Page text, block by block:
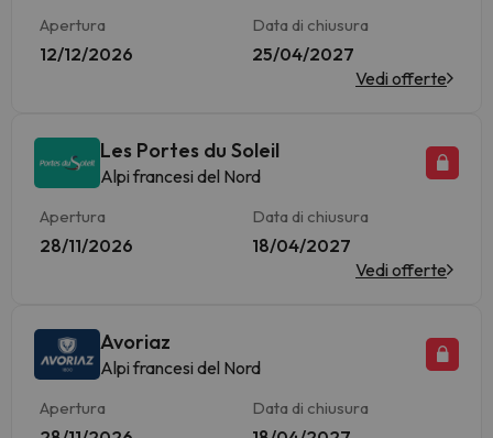
Apertura
12/12/2026
Data di chiusura
25/04/2027
Vedi offerte
Les Portes du Soleil
Alpi francesi del Nord
Apertura
28/11/2026
Data di chiusura
18/04/2027
Vedi offerte
Avoriaz
Alpi francesi del Nord
Apertura Data di chiusura